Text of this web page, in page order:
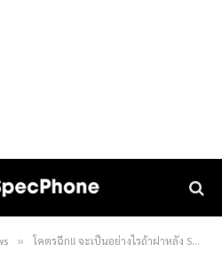
» โคตรฉีก!! จะเป็นอย่างไรถ้าฝาหลัง Samsung Galaxy S8 เป็นแบบโปร่งใส